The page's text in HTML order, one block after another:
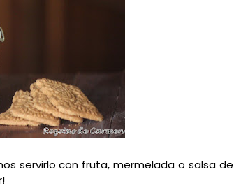
servirlo con fruta, mermelada o salsa de